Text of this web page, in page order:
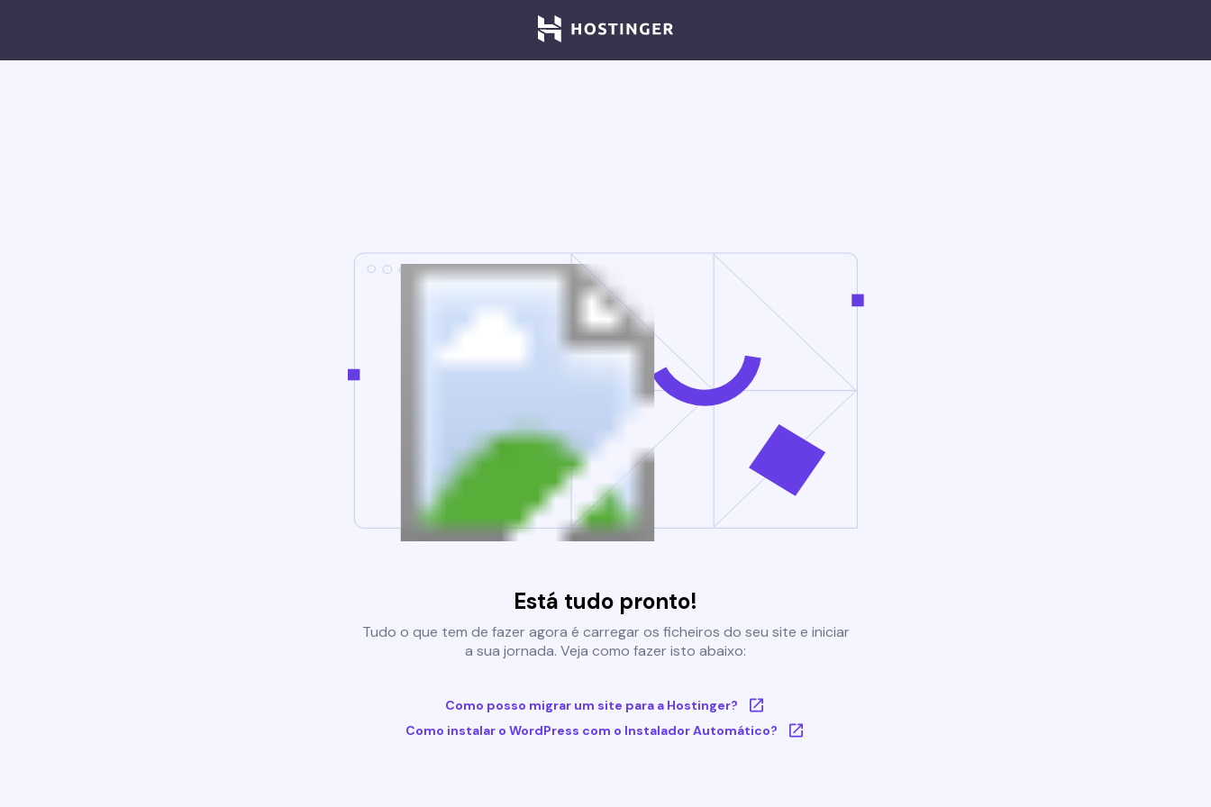
Está tudo pronto!
Tudo o que tem de fazer agora é carregar os ficheiros do seu site e iniciar
a sua jornada. Veja como fazer isto abaixo:
Como posso migrar um site para a Hostinger?
Como instalar o WordPress com o Instalador Automático?